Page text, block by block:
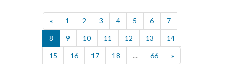
« 1 2 3 4 5 6
7
8
9 10 11 12 13
14
15
16 17 18 ... 66 »